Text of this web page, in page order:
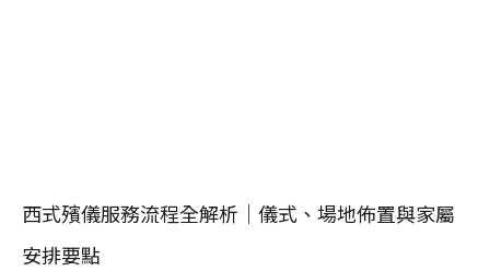
西式殯儀服務流程全解析｜儀式、場地佈置與家屬
安排要點